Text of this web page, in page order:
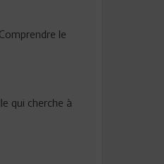
le
qui cherche à